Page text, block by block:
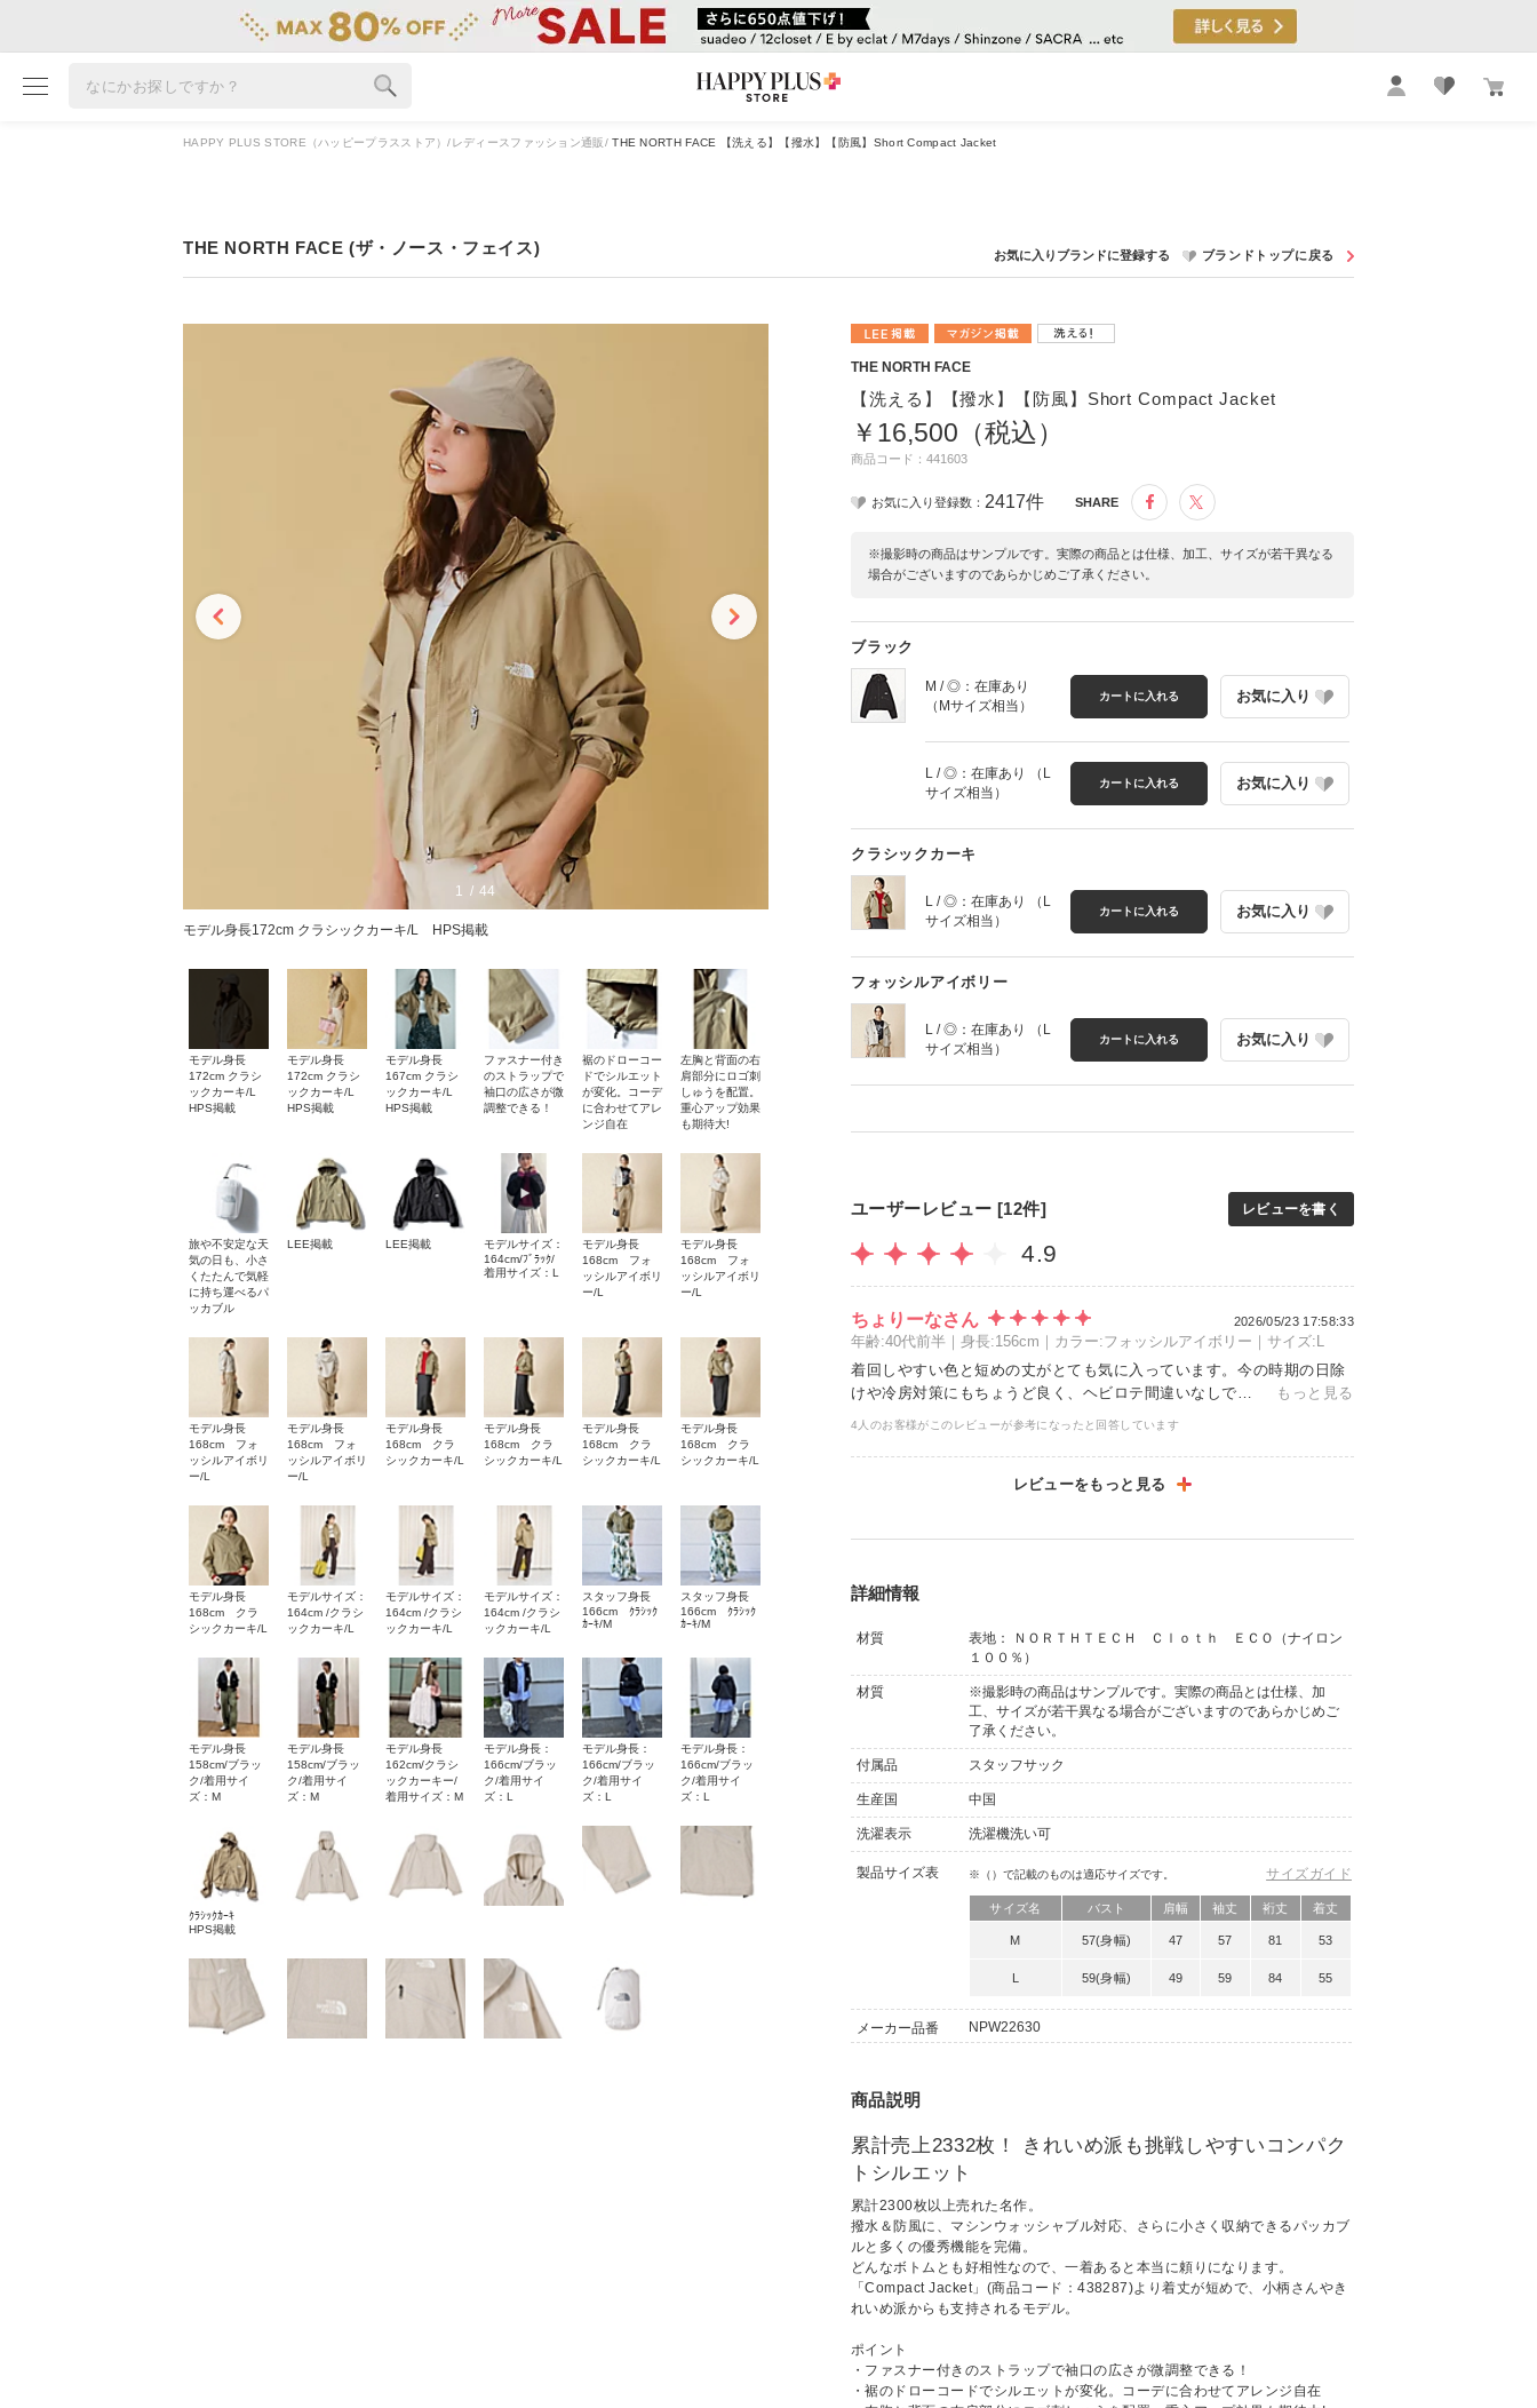
雑誌掲載アイテム
HAPPY PLUS STORE（ハッピープラスストア） レディースファッション通販 THE NORTH FACE 【洗える】【撥水】【防風】Short Compact Jacket
THE NORTH FACE (ザ・ノース・フェイス)
1 44
モデル身長172cm クラシックカーキ/L HPS掲載
モデル身長
172cm クラシ
ックカーキ/L
HPS掲載
モデル身長
172cm クラシ
ックカーキ/L
HPS掲載
モデル身長
167cm クラシ
ックカーキ/L
HPS掲載
ファスナー付き
のストラップで
袖口の広さが微
調整できる！
裾のドローコー
ドでシルエット
が変化。コーデ
に合わせてアレ
ンジ自在
左胸と背面の右
肩部分にロゴ刺
しゅうを配置。
重心アップ効果
も期待大!
旅や不安定な天
気の日も、小さ
くたたんで気軽
に持ち運べるパ
ッカブル
LEE掲載 LEE掲載
モデルサイズ：
164cm/ﾌﾞﾗｯｸ/
着用サイズ：L
モデル身長
168cm フォ
ッシルアイボリ
ー/L
モデル身長
168cm フォ
ッシルアイボリ
ー/L
モデル身長
168cm フォ
ッシルアイボリ
ー/L
モデル身長
168cm フォ
ッシルアイボリ
ー/L
モデル身長
168cm クラ
シックカーキ/L
モデル身長
168cm クラ
シックカーキ/L
モデル身長
168cm クラ
シックカーキ/L
モデル身長
168cm クラ
シックカーキ/L
モデル身長
168cm クラ
シックカーキ/L
モデルサイズ：
164cm /クラシ
ックカーキ/L
モデルサイズ：
164cm /クラシ
ックカーキ/L
モデルサイズ：
164cm /クラシ
ックカーキ/L
スタッフ身長
166cm ｸﾗｼｯｸ
ｶｰｷ/M
スタッフ身長
166cm ｸﾗｼｯｸ
ｶｰｷ/M
モデル身長
158cm/ブラッ
ク/着用サイ
ズ：M
モデル身長
158cm/ブラッ
ク/着用サイ
ズ：M
モデル身長
162cm/クラシ
ックカーキー/
着用サイズ：M
モデル身長：
166cm/ブラッ
ク/着用サイ
ズ：L
モデル身長：
166cm/ブラッ
ク/着用サイ
ズ：L
モデル身長：
166cm/ブラッ
ク/着用サイ
ズ：L
ｸﾗｼｯｸｶｰｷ
HPS掲載
THE NORTH FACE
【洗える】【撥水】【防風】Short Compact Jacket
￥16,500（税込）
商品コード：441603
お気に入り登録数： 2417件
※撮影時の商品はサンプルです。実際の商品とは仕様、加工、サイズが若干異なる
場合がございますのであらかじめご了承ください。
ブラック
M / ◎：在庫あり
（Mサイズ相当）
カートに入れる お気に入り
L / ◎：在庫あり
（L
サイズ相当）
カートに入れる お気に入り
クラシックカーキ
L / ◎：在庫あり
（L
サイズ相当）
カートに入れる お気に入り
フォッシルアイボリー
L / ◎：在庫あり
（L
サイズ相当）
カートに入れる お気に入り
ユーザーレビュー [12件]
4.9
ちょりーなさん 2026/05/23 17:58:33
年齢:40代前半｜身長:156cm｜カラー:フォッシルアイボリー｜サイズ:L
着回しやすい色と短めの丈がとても気に入っています。今の時期の日除
けや冷房対策にもちょうど良く、ヘビロテ間違いなしで…
もっと見る
4人のお客様がこのレビューが参考になったと回答しています
レビューを書く
詳細情報
材質
表地： ＮＯＲＴＨＴＥＣＨ Ｃｌｏｔｈ ＥＣＯ（ナイロン
１００％）
材質
※撮影時の商品はサンプルです。実際の商品とは仕様、加
工、サイズが若干異なる場合がございますのであらかじめご
了承ください。
付属品 スタッフサック
生産国 中国
洗濯表示 洗濯機洗い可
製品サイズ表 ※（）で記載のものは適応サイズです。 サイズガイド
サイズ名 バスト 肩幅 袖丈 裄丈 着丈
M 57(身幅) 47 57 81 53
L 59(身幅) 49 59 84 55
メーカー品番 NPW22630
商品説明
累計売上2332枚！ きれいめ派も挑戦しやすいコンパク
トシルエット
累計2300枚以上売れた名作。
撥水＆防風に、マシンウォッシャブル対応、さらに小さく収納できるパッカブ
ルと多くの優秀機能を完備。
どんなボトムとも好相性なので、一着あると本当に頼りになります。
「Compact Jacket」(商品コード：438287)より着丈が短めで、小柄さんやき
れいめ派からも支持されるモデル。
ポイント
・ファスナー付きのストラップで袖口の広さが微調整できる！
・裾のドローコードでシルエットが変化。コーデに合わせてアレンジ自在